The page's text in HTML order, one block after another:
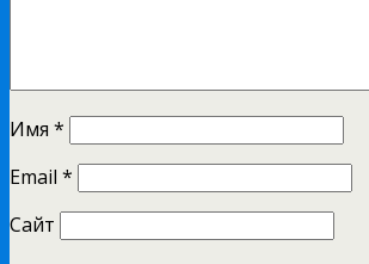
Имя *
Email *
Сайт